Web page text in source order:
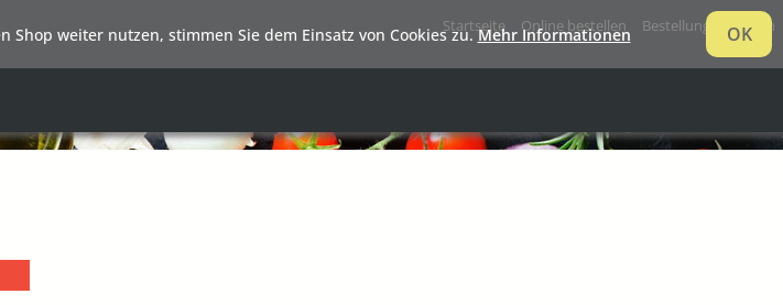
Startseite Online bestellen Bestellung verfolgen
Shop weiter nutzen, stimmen Sie dem Einsatz von Cookies zu.Mehr Informationen OK